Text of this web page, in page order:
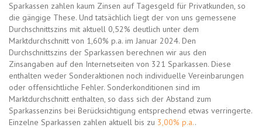
Sparkassen zahlen kaum Zinsen auf Tagesgeld für Privatkunden, so
die gängige These. Und tatsächlich liegt der von uns gemessene
Durchschnittszins mit aktuell 0,52% deutlich unter dem
Marktdurchschnitt von 1,60% p.a. im Januar 2024. Den
Durchschnittszins der Sparkassen berechnen wir aus den
Zinsangaben auf den Internetseiten von 321 Sparkassen. Diese
enthalten weder Sonderaktionen noch individuelle Vereinbarungen
oder offensichtliche Fehler. Sonderkonditionen sind im
Marktdurchschnitt enthalten, so dass sich der Abstand zum
Sparkassenzins bei Berücksichtigung entsprechend etwas verringerte.
Einzelne Sparkassen zahlen aktuell bis zu 3,00% p.a..